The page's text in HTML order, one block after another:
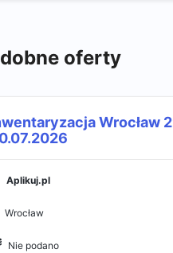
oferty
Wrocław
Aplikuj.pl
Wrocław
Nie podano